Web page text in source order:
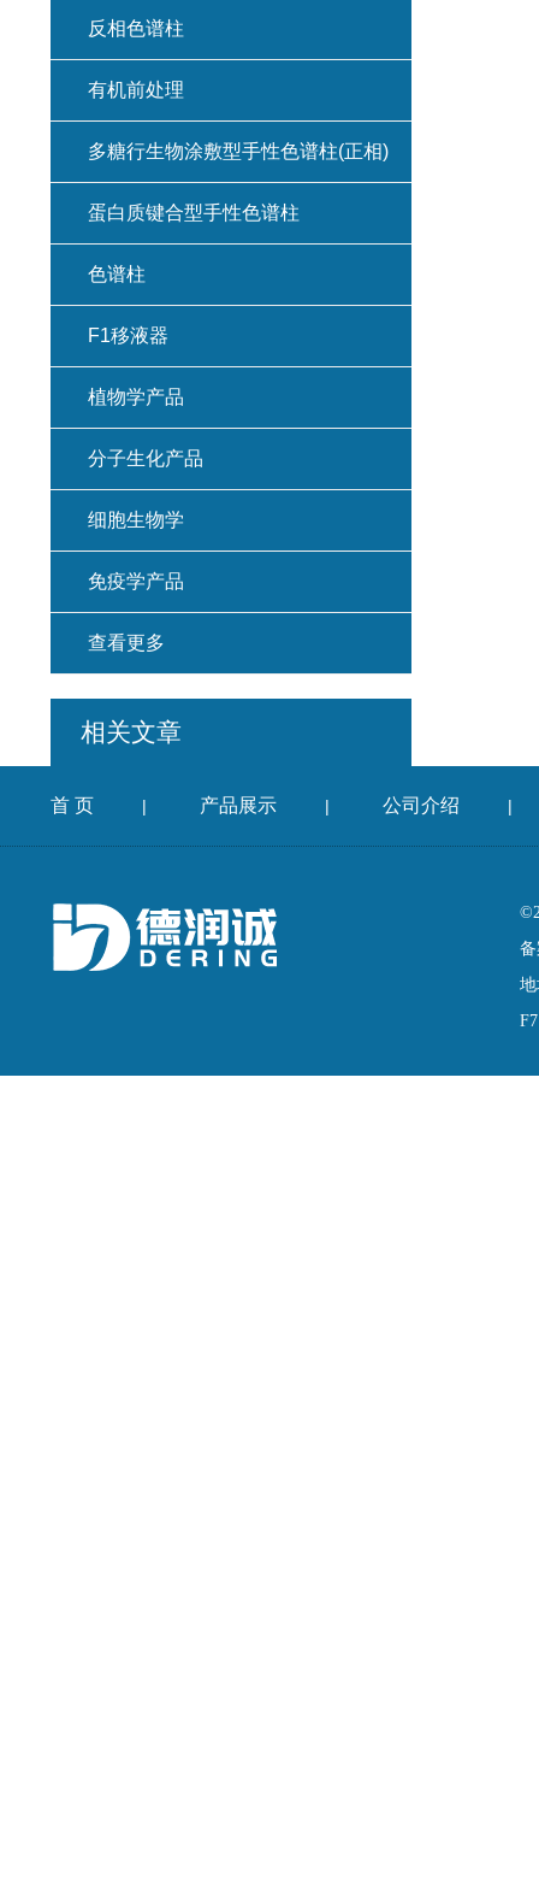
反相色谱柱
有机前处理
多糖行生物涂敷型手性色谱柱(正相)
蛋白质键合型手性色谱柱
色谱柱
F1移液器
植物学产品
分子生化产品
细胞生物学
免疫学产品
查看更多
相关文章
首 页 | 产品展示 | 公司介绍 |
备